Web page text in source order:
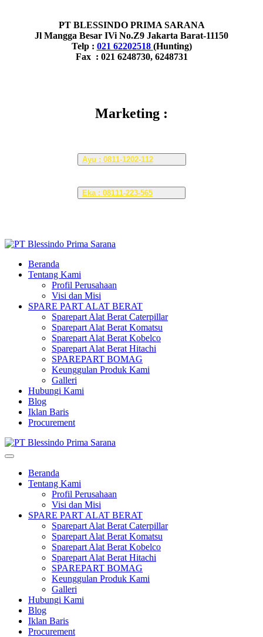
PT BLESSINDO PRIMA SARANA
Jl Mangga Besar IVi No.Z9 Jakarta Barat-11150
Telp : 021 62202518 (Hunting)
Fax : 021 6248730, 6248731
Marketing :
Ayu : 0811-1202-112
Eka : 08111-223-565
Beranda
Tentang Kami
Profil Perusahaan
Visi dan Misi
SPARE PART ALAT BERAT
Sparepart Alat Berat Caterpillar
Sparepart Alat Berat Komatsu
Sparepart Alat Berat Kobelco
Sparepart Alat Berat Hitachi
SPAREPART BOMAG
Keunggulan Produk Kami
Galleri
Hubungi Kami
Blog
Iklan Baris
Procurement
Beranda
Tentang Kami
Profil Perusahaan
Visi dan Misi
SPARE PART ALAT BERAT
Sparepart Alat Berat Caterpillar
Sparepart Alat Berat Komatsu
Sparepart Alat Berat Kobelco
Sparepart Alat Berat Hitachi
SPAREPART BOMAG
Keunggulan Produk Kami
Galleri
Hubungi Kami
Blog
Iklan Baris
Procurement